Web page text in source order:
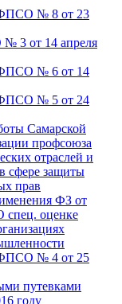
ФПСО № 8 от 23
3 от 14 апреля
ФПСО № 6 от 14
ФПСО № 5 от 24
Самарской
профсоюза
отраслей и
сфере защиты
прав
ФЗ от
спец. оценке
ФПСО № 4 от 25
путевками
году